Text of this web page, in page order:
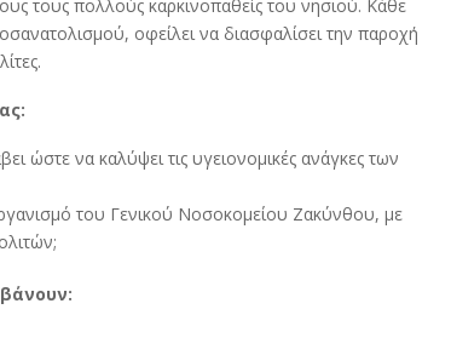
τους πολλούς καρκινοπαθείς του νησιού. Κάθε
οφείλει να διασφαλίσει την παροχή
ώστε να καλύψει τις υγειονομικές ανάγκες των
του Γενικού Νοσοκομείου Ζακύνθου, με